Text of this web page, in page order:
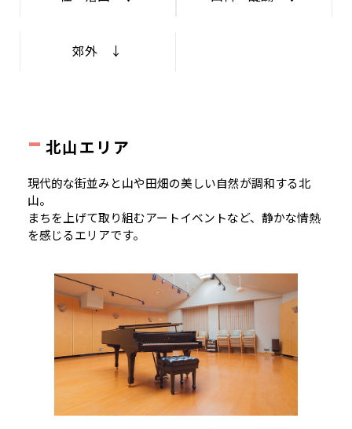
郊外 ↓
- 北山エリア
現代的な街並みと山や田畑の美しい自然が調和する北
山。
まちを上げて取り組むアートイベントなど、静かな情熱
を感じるエリアです。